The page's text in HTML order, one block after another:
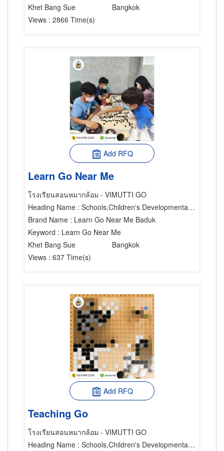
Khet Bang Sue
Bangkok
Views : 2866 Time(s)
Add RFQ
Learn Go Near Me
โรงเรียนสอนหมากล้อม - VIMUTTI GO
Heading Name : Schools,Children's Developmental Center,Athletic Organizations
Brand Name : Learn Go Near Me Baduk
Keyword : Learn Go Near Me
Khet Bang Sue
Bangkok
Views : 637 Time(s)
Add RFQ
Teaching Go
โรงเรียนสอนหมากล้อม - VIMUTTI GO
Heading Name : Schools,Children's Developmental Center,Athletic Organizations